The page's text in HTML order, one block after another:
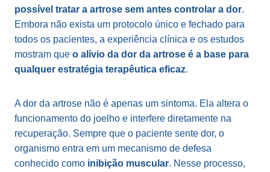
possível tratar a artrose sem antes controlar a dor.
Embora não exista um protocolo único e fechado para
todos os pacientes, a experiência clínica e os estudos
mostram que o alívio da dor da artrose é a base para
qualquer estratégia terapêutica eficaz.
A dor da artrose não é apenas um sintoma. Ela altera o
funcionamento do joelho e interfere diretamente na
recuperação. Sempre que o paciente sente dor, o
organismo entra em um mecanismo de defesa
conhecido como inibição muscular. Nesse processo,